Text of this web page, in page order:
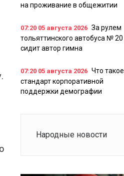
на проживание в общежитии
07:20 05 августа 2026 За рулем
тольяттинского автобуса № 20
сидит автор гимна
07:20 05 августа 2026 Что такое
стандарт корпоративной
поддержки демографии
Народные новости